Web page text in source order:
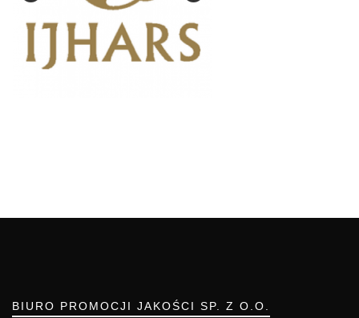
BIURO PROMOCJI JAKOŚCI SP. Z O.O.